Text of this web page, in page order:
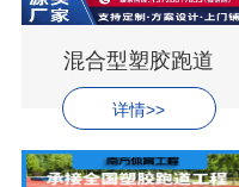
混合型塑胶跑道
详情>>